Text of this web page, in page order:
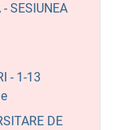
SESIUNEA
- 1-13
DE